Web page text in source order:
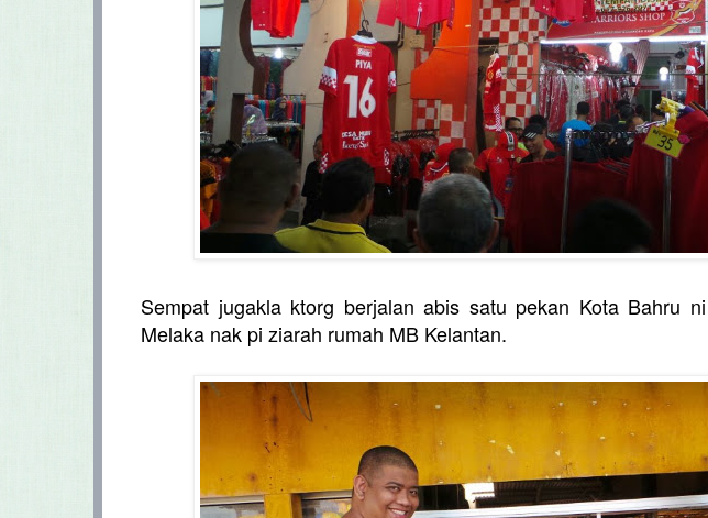
Sempat jugakla ktorg berjalan abis satu pekan Kota Bahru
Melaka nak pi ziarah rumah MB Kelantan.